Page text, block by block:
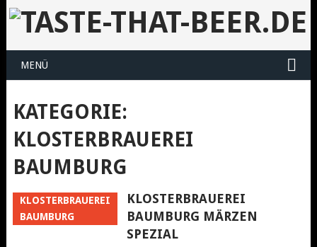
MENÜ
KATEGORIE:
KLOSTERBRAUEREI
BAUMBURG
KLOSTERBRAUEREI
BAUMBURG
KLOSTERBRAUEREI
BAUMBURG MÄRZEN
SPEZIAL